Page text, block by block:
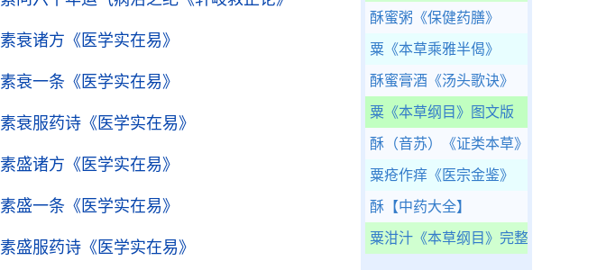
素衰诸方 《医学实在易》
素衰一条 《医学实在易》
素衰服药诗 《医学实在易》
素盛诸方 《医学实在易》
素盛一条 《医学实在易》
素盛服药诗 《医学实在易》
酥蜜粥 《保健药膳》
粟 《本草乘雅半偈》
酥蜜膏酒 《汤头歌诀》
粟 《本草纲目》图文版
酥（音苏） 《证类本草》
粟疮作痒 《医宗金鉴》
酥 【中药大全】
粟泔汁 《本草纲目》完整版